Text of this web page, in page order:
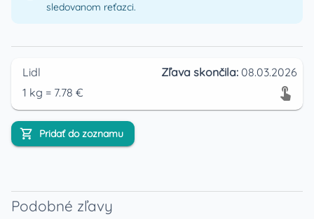
sledovanom reťazci.
Lidl Zľava skončila: 08.03.2026
1 kg = 7.78 €
Pridať do zoznamu
Podobné zľavy